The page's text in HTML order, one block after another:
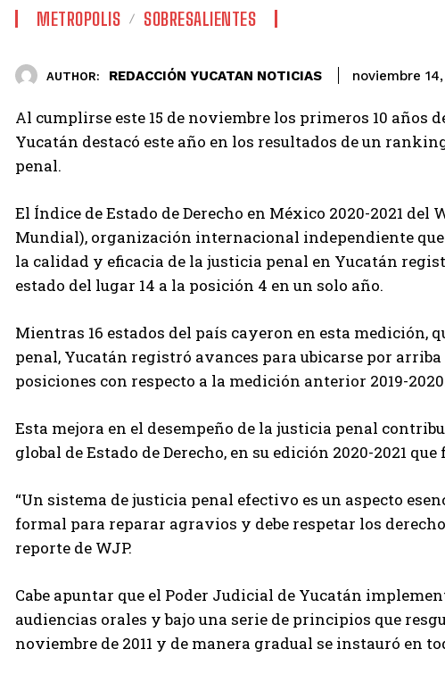
METROPOLIS SOBRESALIENTES
AUTHOR: REDACCIÓN YUCATAN NOTICIAS noviembre
Al cumplirse este 15 de noviembre los primeros 10
Yucatán destacó este año en los resultados de un
penal.
El Índice de Estado de Derecho en México 2020-2021
Mundial), organización internacional independiente
la calidad y eficacia de la justicia penal en Yucatán
estado del lugar 14 a la posición 4 en un solo año.
Mientras 16 estados del país cayeron en esta
penal, Yucatán registró avances para ubicarse por
posiciones con respecto a la medición anterior 2019-
Esta mejora en el desempeño de la justicia penal
global de Estado de Derecho, en su edición 2020-2021
“Un sistema de justicia penal efectivo es un aspecto
formal para reparar agravios y debe respetar los
reporte de WJP.
Cabe apuntar que el Poder Judicial de Yucatán
audiencias orales y bajo una serie de principios que
noviembre de 2011 y de manera gradual se instauró en